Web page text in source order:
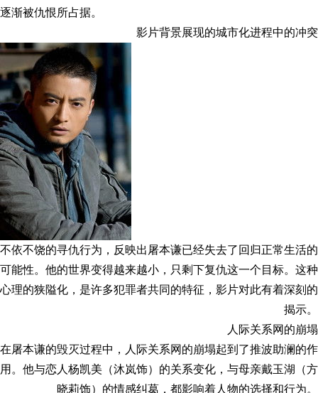
逐渐被仇恨所占据。
影片背景展现的城市化进程中的冲突
不依不饶的寻仇行为，反映出屠本谦已经失去了回归正常生活的
可能性。他的世界变得越来越小，只剩下复仇这一个目标。这种
心理的狭隘化，是许多犯罪者共同的特征，影片对此有着深刻的
揭示。
人际关系网的崩塌
在屠本谦的毁灭过程中，人际关系网的崩塌起到了推波助澜的作
用。他与恋人杨凯美（沐岚饰）的关系变化，与母亲戴玉湖（方
晓莉饰）的情感纠葛，都影响着人物的选择和行为。